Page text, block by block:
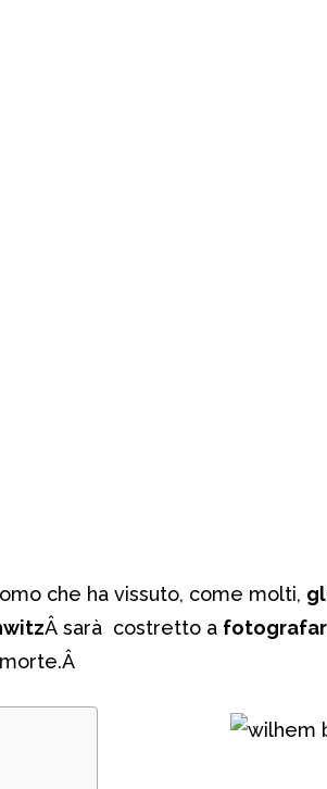
che ha vissuto, come molti,
Â sarà costretto a
Â